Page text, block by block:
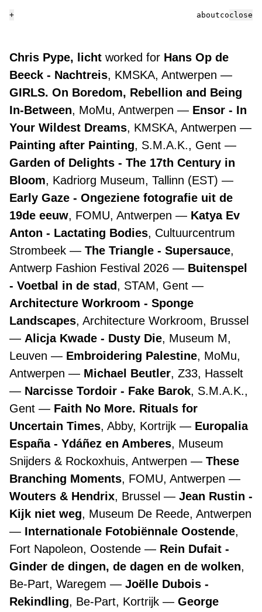
+ aboutcontact
Chris Pype, licht worked for Hans Op de
Beeck - Nachtreis, KMSKA, Antwerpen
GIRLS. On Boredom, Rebellion and Being
In-Between, MoMu, Antwerpen
Ensor - In
Your Wildest Dreams, KMSKA, Antwerpen
Painting after Painting, S.M.A.K., Gent
Garden of Delights - The 17th Century in
Bloom, Kadriorg Museum, Tallinn (EST)
Early Gaze - Ongeziene fotografie uit de
19de eeuw, FOMU, Antwerpen
Katya Ev
Anton - Lactating Bodies, Cultuurcentrum
Strombeek
The Triangle - Supersauce,
Antwerp Fashion Festival 2026
Buitenspel
- Voetbal in de stad, STAM, Gent
Architecture Workroom - Sponge
Landscapes, Architecture Workroom, Brussel
Alicja Kwade - Dusty Die, Museum M,
Leuven
Embroidering Palestine, MoMu,
Antwerpen
Michael Beutler, Z33, Hasselt
Narcisse Tordoir - Fake Barok, S.M.A.K.,
Gent
Faith No More. Rituals for
Uncertain Times, Abby, Kortrijk
Europalia
España - Ydáñez en Amberes, Museum
Snijders & Rockoxhuis, Antwerpen
These
Branching Moments, FOMU, Antwerpen
Wouters & Hendrix, Brussel
Jean Rustin -
Kijk niet weg, Museum De Reede, Antwerpen
Internationale Fotobiënnale Oostende,
Fort Napoleon, Oostende
Rein Dufait -
Ginder de dingen, de dagen en de wolken,
Be-Part, Waregem
Joëlle Dubois -
Rekindling, Be-Part, Kortrijk
George
close